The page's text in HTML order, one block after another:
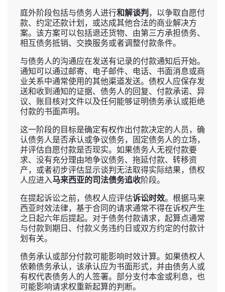
庭外阶段包括与债务人进行和解谈判 ，以争取自愿付
款、约定还款计划，或达成其他合法的商业解决方
案。该方案可以包括退还货物、由第三方承担债务、
相互债务抵销、交换服务或者调整付款条件。
与债务人的沟通应在发送有记录的付款通知后开始。
通知可以通过邮寄、电子邮件、电话、书面消息或商
业关系中通常使用的其他渠道发送。债权人应保存发
送和收到通知的证据、债务人的回复、付款承诺、异
议、账目核对文件以及任何能够证明债务承认或拒绝
付款的书面声明。
这一阶段的目标是确定有权作出付款决定的人员，确
认债务人是否承认或争议债务，固定债务人的立场，
并评估自愿付款是否现实。如果债务人无视付款要
求、没有充分理由地争议债务、拖延付款、转移资
产，或者初步评估显示谈判无法取得实际结果，债权
人应进入马来西亚的司法债务追收阶段。
在提起诉讼之前，债权人应评估诉讼时效。根据马来
西亚时效法律，基于合同的请求通常不得在诉权产生
之日起六年后提起。对于债务付款请求，起算点通常
与付款到期日、付款义务违约日或双方约定的付款计
划有关。
债务承认或部分付款可能影响时效计算。如果债权人
依赖债务承认，该承认应为书面形式，并由债务人或
有权代表债务人的人签署。部分支付本金或利息，也
可能影响请求权重新起算的判断。